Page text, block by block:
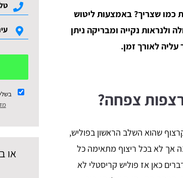
שצריך? באמצעות ליטוש
נקייה ומבריקה ניתן
לאורך זמן.
צפחה?
שהוא השלב הראשון בפוליש,
אך לא בכל ריצוף מתאימה כל
כאן אז פוליש קריסטלי לא
או